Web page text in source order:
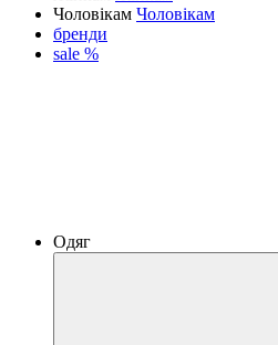
Чоловікам Чоловікам
бренди
sale %
Одяг